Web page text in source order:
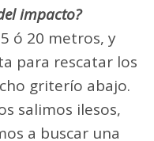
impacto?
ó 20 metros, y
para rescatar los
griterío abajo.
salimos ilesos,
a buscar una